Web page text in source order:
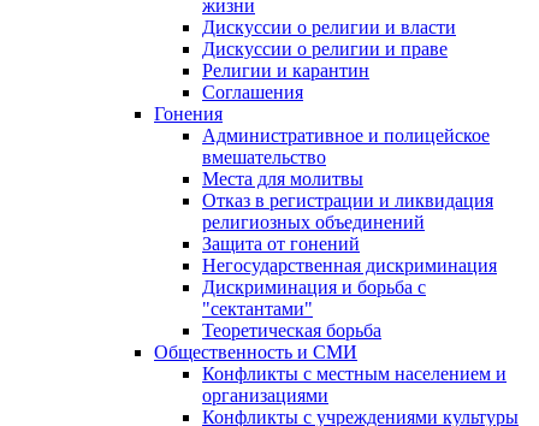
жизни
Дискуссии о религии и власти
Дискуссии о религии и праве
Религии и карантин
Соглашения
Гонения
Административное и полицейское
вмешательство
Места для молитвы
Отказ в регистрации и ликвидация
религиозных объединений
Защита от гонений
Негосударственная дискриминация
Дискриминация и борьба с
"сектантами"
Теоретическая борьба
Общественность и СМИ
Конфликты с местным населением и
организациями
Конфликты с учреждениями культуры